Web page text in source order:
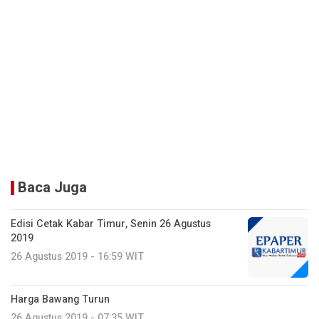
Baca Juga
Edisi Cetak Kabar Timur, Senin 26 Agustus
2019
26 Agustus 2019 - 16:59 WIT
Harga Bawang Turun